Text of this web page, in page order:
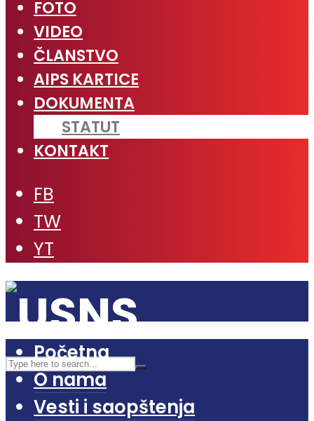
FOTO
VIDEO
ČLANSTVO
AIPS KARTICE
DOKUMENTA
STATUT
KONTAKT
FB
TW
YT
Početna
O nama
Vesti i saopštenja